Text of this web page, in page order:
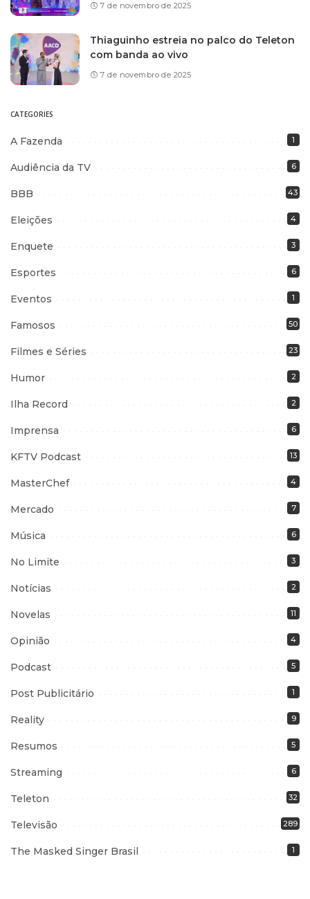
7 de novembro de 2025
Thiaguinho estreia no palco do Teleton
com banda ao vivo
7 de novembro de 2025
CATEGORIES
A Fazenda 1
Audiência da TV 6
BBB 43
Eleições 4
Enquete 3
Esportes 6
Eventos 1
Famosos 50
Filmes e Séries 23
Humor 2
Ilha Record 2
Imprensa 6
KFTV Podcast 13
MasterChef 4
Mercado 7
Música 6
No Limite 3
Notícias 2
Novelas 11
Opinião 4
Podcast 5
Post Publicitário 1
Reality 9
Resumos 5
Streaming 6
Teleton 32
Televisão 289
The Masked Singer Brasil 1